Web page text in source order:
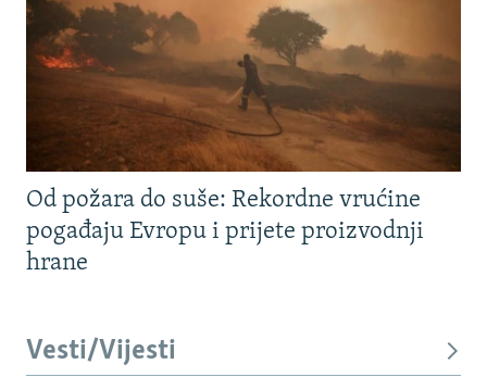
Od požara do suše: Rekordne vrućine
pogađaju Evropu i prijete proizvodnji
hrane
Vesti/Vijesti